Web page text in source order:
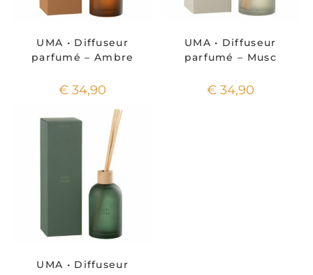
UMA • Diffuseur
parfumé – Ambre
€ 34,90
UMA • Diffuseur
parfumé – Musc
€34,90
UMA • Diffuseur